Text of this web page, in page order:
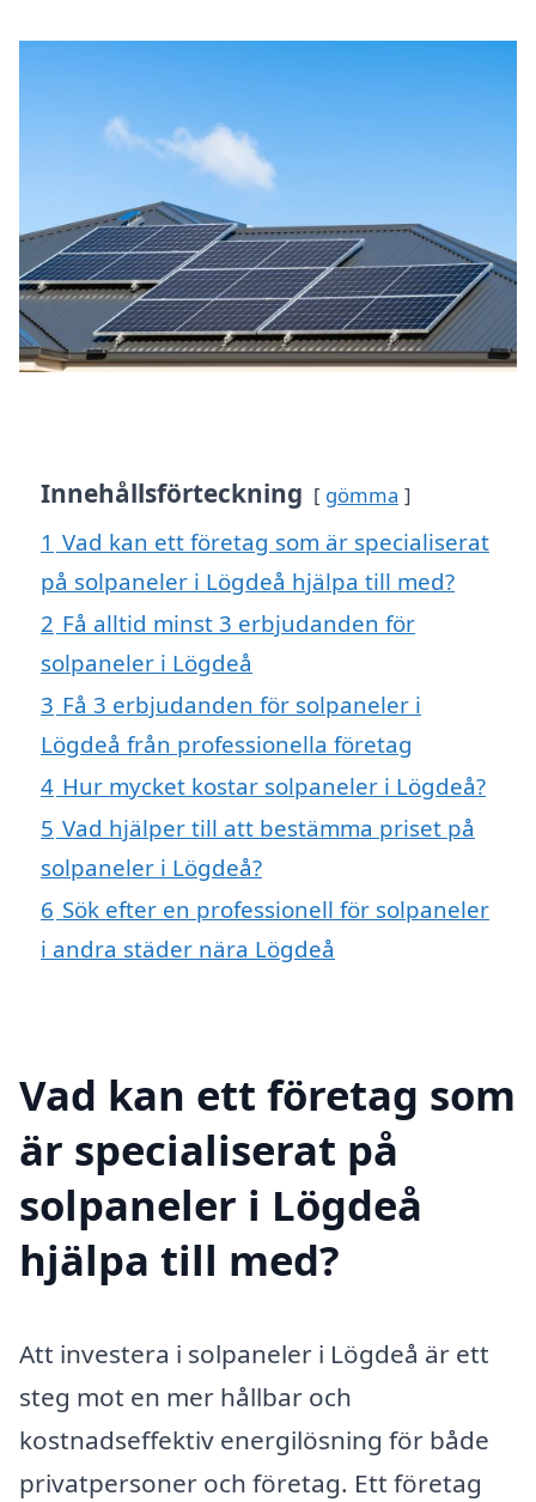
Innehållsförteckning gömma
1 Vad kan ett företag som är specialiserat
på solpaneler i Lögdeå hjälpa till med?
2 Få alltid minst 3 erbjudanden för
solpaneler i Lögdeå
3 Få 3 erbjudanden för solpaneler i
Lögdeå från professionella företag
4 Hur mycket kostar solpaneler i Lögdeå?
5 Vad hjälper till att bestämma priset på
solpaneler i Lögdeå?
6 Sök efter en professionell för solpaneler
i andra städer nära Lögdeå
Vad kan ett företag som
är specialiserat på
solpaneler i Lögdeå
hjälpa till med?
Att investera i solpaneler i Lögdeå är ett
steg mot en mer hållbar och
kostnadseffektiv energilösning för både
privatpersoner och företag. Ett företag